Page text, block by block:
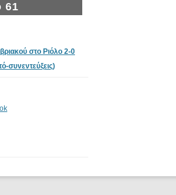
61
στο Ριόλο 2-0
συνεντεύξεις)